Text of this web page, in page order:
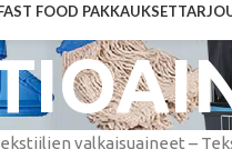
FOOD PAKKAUKSET
valkaisuaineet –